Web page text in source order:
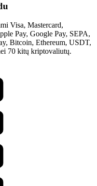
Visa, Mastercard,
Pay, Google Pay, SEPA,
Bitcoin, Ethereum, USDT,
70 kitų kriptovaliutų.